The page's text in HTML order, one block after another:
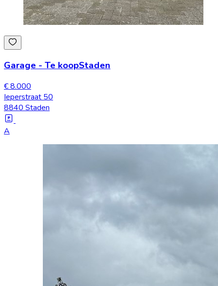
Garage - Te koopStaden
€ 8.000
Ieperstraat 50
8840 Staden
A